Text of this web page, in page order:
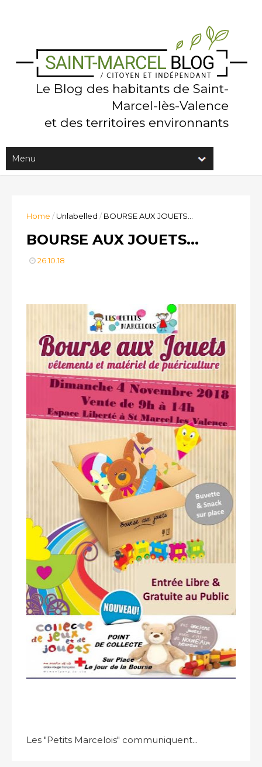
Le Blog des habitants de Saint-
Marcel-lès-Valence
et des territoires environnants
Home /Unlabelled / BOURSE AUX JOUETS...
BOURSE AUX JOUETS...
26.10.18
Les "Petits Marcelois" communiquent...